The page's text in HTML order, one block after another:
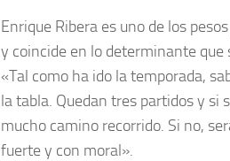
Enrique Ribera es uno de los
y coincide en lo determinante que
«Tal como ha ido la temporada,
la tabla. Quedan tres partidos y si
mucho camino recorrido. Si no,
fuerte y con moral».